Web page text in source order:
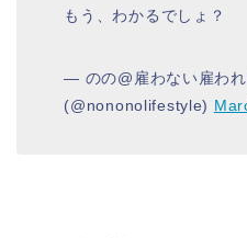
もう、わかるでしょ？
— のの@雇わない雇わ
(@nononolifestyle)